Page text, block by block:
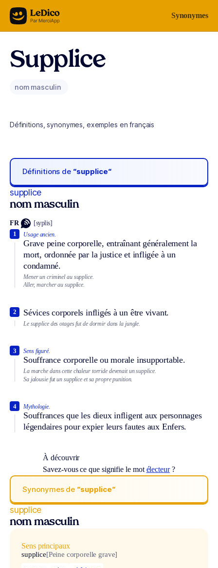
Aller au contenu Synonymes
Supplice
nom masculin
Définitions, synonymes, exemples en français
Définitions de “supplice“
supplice
nom masculin
FR [syplis]
Usage ancien.
Grave peine corporelle, entraînant généralement la
mort, ordonnée par la justice et infligée à un
condamné.
1
Mener un criminel au supplice.
Aller, marcher au supplice.
Sévices corporels infligés à un être vivant.
2
Le supplice des otages fut de dormir dans la jungle.
Sens figuré.
Souffrance corporelle ou morale insupportable.
3
La marche dans cette chaleur torride devenait un supplice.
Sa jalousie fut un supplice et sa propre punition.
Mythologie.
Souffrances que les dieux infligent aux personnages
légendaires pour expier leurs fautes aux Enfers.
4
À découvrir
Savez-vous ce que signifie le mot électeur?
Synonymes de “supplice“
supplice
nom masculin
Sens principaux
supplice[Peine corporelle grave]